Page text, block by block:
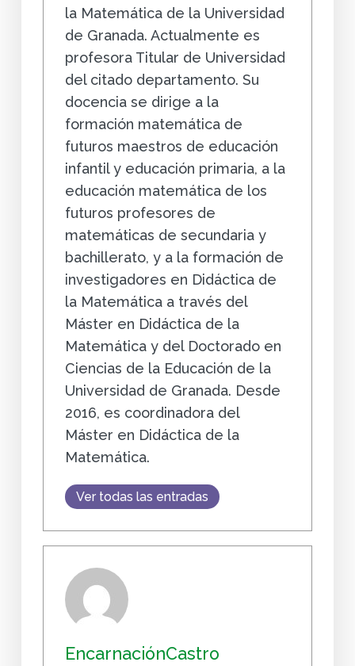
la Matemática de la Universidad
de Granada. Actualmente es
profesora Titular de Universidad
del citado departamento. Su
docencia se dirige a la
formación matemática de
futuros maestros de educación
infantil y educación primaria, a la
educación matemática de los
futuros profesores de
matemáticas de secundaria y
bachillerato, y a la formación de
investigadores en Didáctica de
la Matemática a través del
Máster en Didáctica de la
Matemática y del Doctorado en
Ciencias de la Educación de la
Universidad de Granada. Desde
2016, es coordinadora del
Máster en Didáctica de la
Matemática.
Ver todas las entradas
EncarnaciónCastro